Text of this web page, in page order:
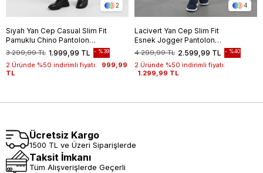
2
Siyah Yan Cep Casual Slim Fit
Pamuklu Chino Pantolon
1003255172 1.999,99 TL
3.299,99 TL %39
2.Üründe %50 indirimli fiyatı:
999,99
TL
4
Lacivert Yan Cep Slim Fit
Esnek Jogger Pantolon
1003260179
2.599,99 TL
4.299,99 TL %40
2.Üründe %50 indirimli fiyatı:
1.299,99 TL
Ücretsiz Kargo
1500 TL ve Üzeri Siparişlerde
Taksit İmkanı
Tüm Alışverişlerde Geçerli